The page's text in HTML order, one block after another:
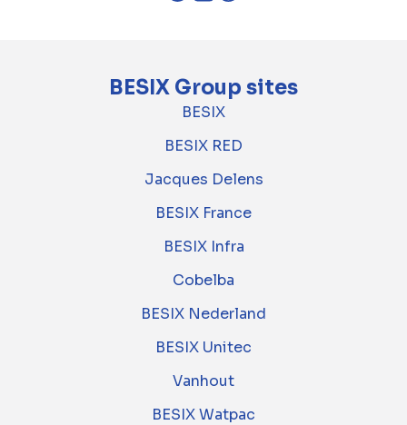
BESIX Group sites
BESIX
BESIX RED
Jacques Delens
BESIX France
BESIX Infra
Cobelba
BESIX Nederland
BESIX Unitec
Vanhout
BESIX Watpac